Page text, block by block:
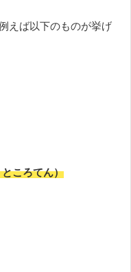
えば以下のものが挙げ
ころてん）